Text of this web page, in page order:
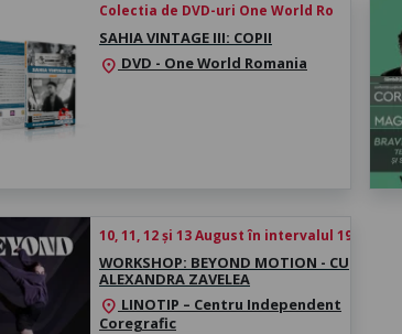
Colectia de DVD-uri One World Ro
SAHIA VINTAGE III: COPII
location_on DVD - One World Romania
10, 11, 12 și 13 August în intervalul 19:00 -
WORKSHOP: BEYOND MOTION - CU
ALEXANDRA ZAVELEA
location_on LINOTIP – Centru Independent
Coregrafic